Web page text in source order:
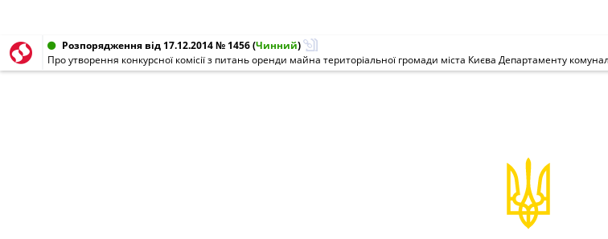
Розпорядження від 17.12.2014 № 1456(Чинний)